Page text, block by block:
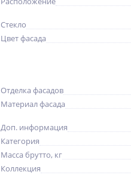
Стекло
Цвет фасада
Отделка фасадов
Материал фасада
Доп. информация
Категория
Масса брутто, кг
Коллекция